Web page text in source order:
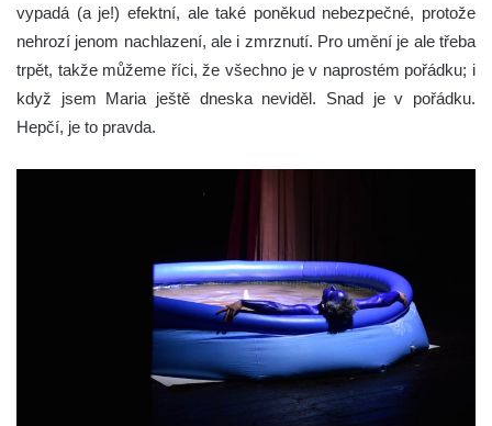
vypadá (a je!) efektní, ale také poněkud nebezpečné, protože
nehrozí jenom nachlazení, ale i zmrznutí. Pro umění je ale třeba
trpět, takže můžeme říci, že všechno je v naprostém pořádku; i
když jsem Maria ještě dneska neviděl. Snad je v pořádku.
Hepčí, je to pravda.